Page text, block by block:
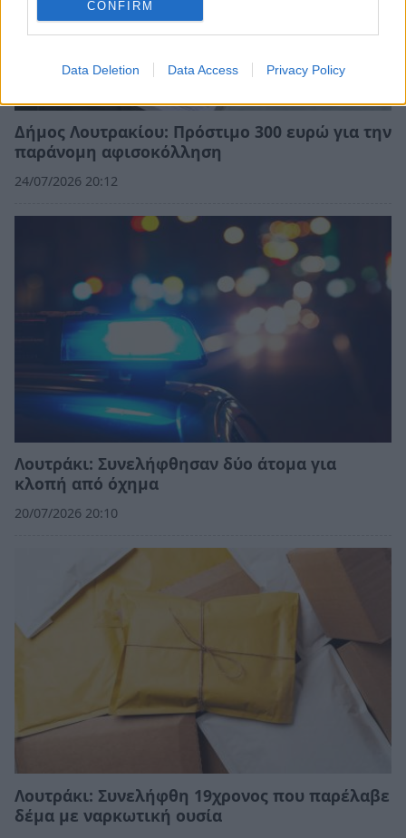
CONFIRM
Data Deletion Data Access Privacy Policy
Δήμος Λουτρακίου: Πρόστιμο 300 ευρώ για την
παράνομη αφισοκόλληση
24/07/2026 20:12
Λουτράκι: Συνελήφθησαν δύο άτομα για
κλοπή από όχημα
20/07/2026 20:10
Λουτράκι: Συνελήφθη 19χρονος που παρέλαβε
δέμα με ναρκωτική ουσία